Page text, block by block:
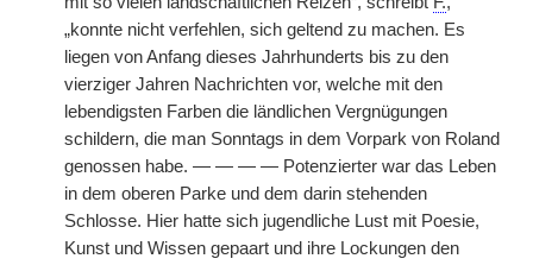
„konnte nicht verfehlen, sich geltend zu machen. Es
liegen von Anfang dieses Jahrhunderts bis zu den
vierziger Jahren Nachrichten vor, welche mit den
lebendigsten Farben die ländlichen Vergnügungen
schildern, die man Sonntags in dem Vorpark von Roland
genossen habe. — — — — Potenzierter war das Leben
in dem oberen Parke und dem darin stehenden
Schlosse. Hier hatte sich jugendliche Lust mit Poesie,
Kunst und Wissen gepaart und ihre Lockungen den